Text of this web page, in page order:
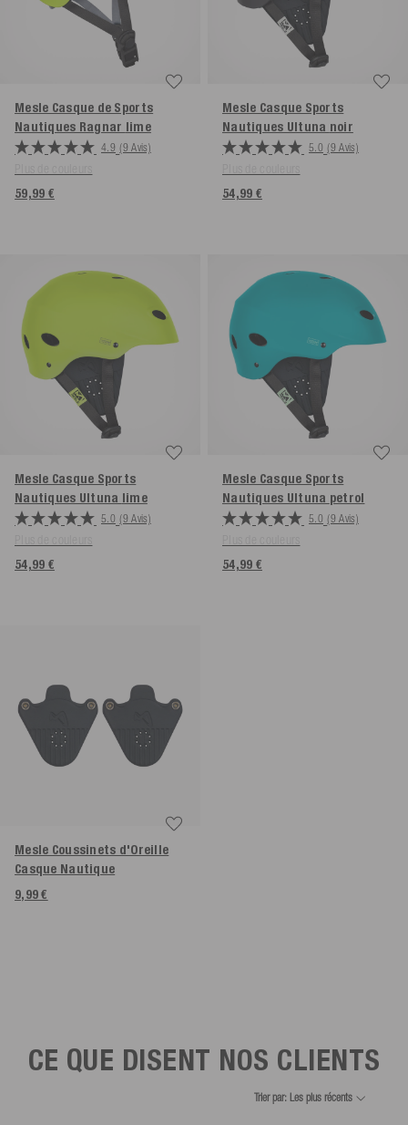
Mesle Casque de Sports
Nautiques Ragnar lime
4.9 (9 Avis)
59,99 €
Mesle Casque Sports
Nautiques Ultuna noir
5.0 (9 Avis)
54,99 €
Mesle Casque Sports
Nautiques Ultuna lime
5.0 (9 Avis)
54,99 €
Mesle Casque Sports
Nautiques Ultuna petrol
5.0 (9 Avis)
54,99 €
Mesle Coussinets d'Oreille
Casque Nautique
9,99 €
CE QUE DISENT NOS CLIENTS
Trier par: Les plus récents